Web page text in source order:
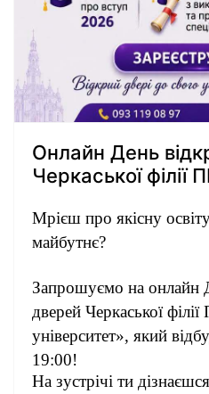
Онлайн День
Черкаської філії
Мрієш про якісну
майбутнє?
Запрошуємо на онлайн
дверей Черкаської
університет», який
19:00!
На зустрічі ти